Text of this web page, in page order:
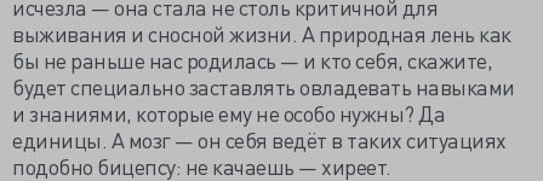
исчезла — она стала не столь критичной для
выживания и сносной жизни. А природная лень как
бы не раньше нас родилась — и кто себя, скажите,
будет специально заставлять овладевать навыками
и знаниями, которые ему не особо нужны? Да
единицы. А мозг — он себя ведёт в таких ситуациях
подобно бицепсу: не качаешь — хиреет.